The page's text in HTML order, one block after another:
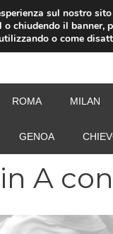
ROMA MILAN
GENOA
A
sul nostro
chiudendo il banner,
o come